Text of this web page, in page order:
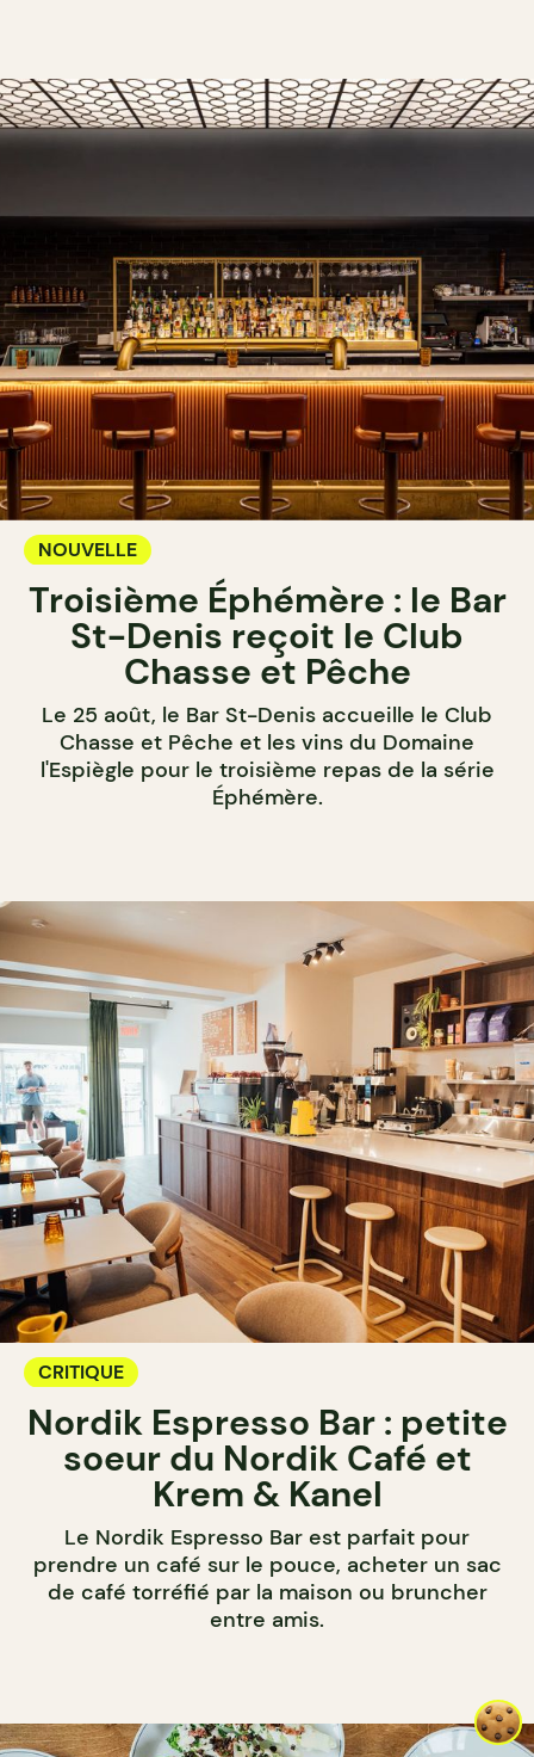
NOUVELLE
Troisième Éphémère : le Bar
St-Denis reçoit le Club
Chasse et Pêche
Le 25 août, le Bar St-Denis accueille le Club
Chasse et Pêche et les vins du Domaine
l'Espiègle pour le troisième repas de la série
Éphémère.
CRITIQUE
Nordik Espresso Bar : petite
soeur du Nordik Café et
Krem & Kanel
Le Nordik Espresso Bar est parfait pour
prendre un café sur le pouce, acheter un sac
de café torréfié par la maison ou bruncher
entre amis.